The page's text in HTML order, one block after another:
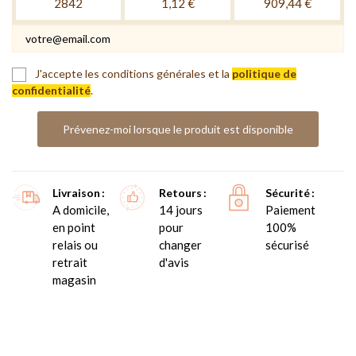
2842 1,12 € 909,44 €
J'accepte les conditions générales et la politique de
confidentialité.
Prévenez-moi lorsque le produit est disponible
Livraison
A domicile,
en point
relais ou
retrait
magasin
Retours
14 jours
pour
changer
d'avis
Sécurité
Paiement
100%
sécurisé